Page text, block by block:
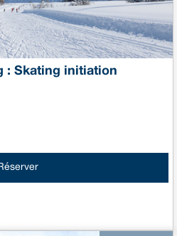
: Skating initiation